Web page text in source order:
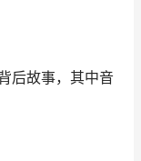
后故事，其中音